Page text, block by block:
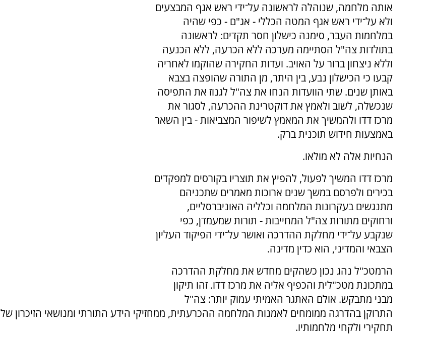
אותה מלחמה, שנוהלה לראשונה על־ידי ראש אגף המבצעים
ולא על־ידי ראש אגף המטה הכללי - אג"ם - כפי שהיה
במלחמות העבר, סימנה כישלון חסר תקדים: לראשונה
בתולדות צה"ל הסתיימה מערכה ללא הכרעה, ללא הכנעה
וללא ניצחון ברור על האויב. ועדות החקירה שהוקמו לאחריה
קבעו כי הכישלון נבע, בין היתר, מן התורה שהופצה בצבא
באותן שנים. שתי הוועדות הנחו את צה"ל לגנוז את התפיסה
שנכשלה, לשוב ולאמץ את דוקטרינת ההכרעה, לסגור את
מרכז דדו ולהמשיך את המאמץ לשיפור המצביאות - בין השאר
באמצעות חידוש תוכנית ברק.
הנחיות אלה לא מולאו.
מרכז דדו המשיך לפעול, להפיץ את תוצריו בקורסים למפקדים
בכירים ולפרסם במשך שנים ארוכות מאמרים שתכניהם
מתנגשים בעקרונות המלחמה וכלליה האוניברסליים,
ורחוקים מתורות צה"ל המחייבות - תורות שמעמדן, כפי
שנקבע על־ידי מחלקת ההדרכה ואושר על־ידי הפיקוד העליון
הצבאי והמדיני, הוא כדין מדינה.
הרמטכ"ל נהג נכון כשהקים מחדש את מחלקת ההדרכה
במתכונת מטכ"לית והכפיף אליה את מרכז דדו. זהו תיקון
מבני מתבקש. אולם האתגר האמיתי עמוק יותר: צה"ל
התרוקן בהדרגה ממומחים לאמנות המלחמה ההכרעתית, ממחזיקי הידע התורתי ומנושאי הזיכרון של
תחקירי ולקחי מלחמותיו.